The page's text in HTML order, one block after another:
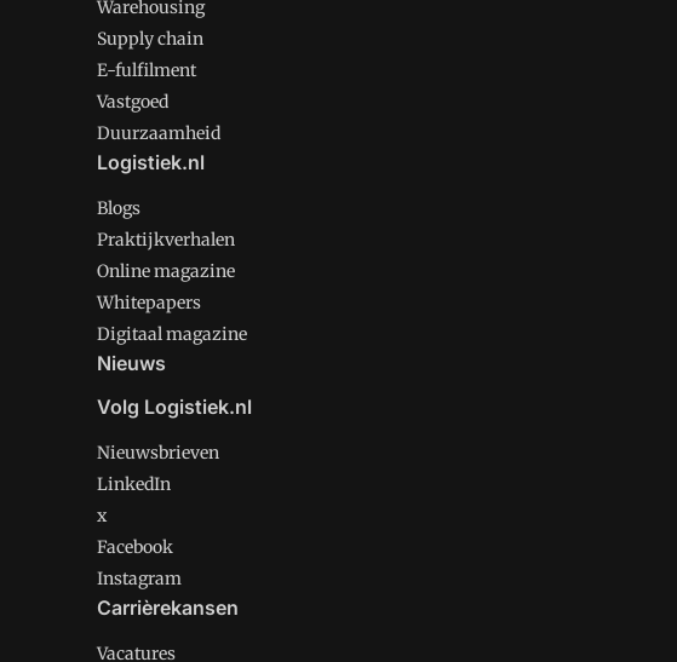
Warehousing
Supply chain
E-fulfilment
Vastgoed
Duurzaamheid
Logistiek.nl
Blogs
Praktijkverhalen
Online magazine
Whitepapers
Digitaal magazine
Nieuws
Volg Logistiek.nl
Nieuwsbrieven
LinkedIn
x
Facebook
Instagram
Carrièrekansen
Vacatures